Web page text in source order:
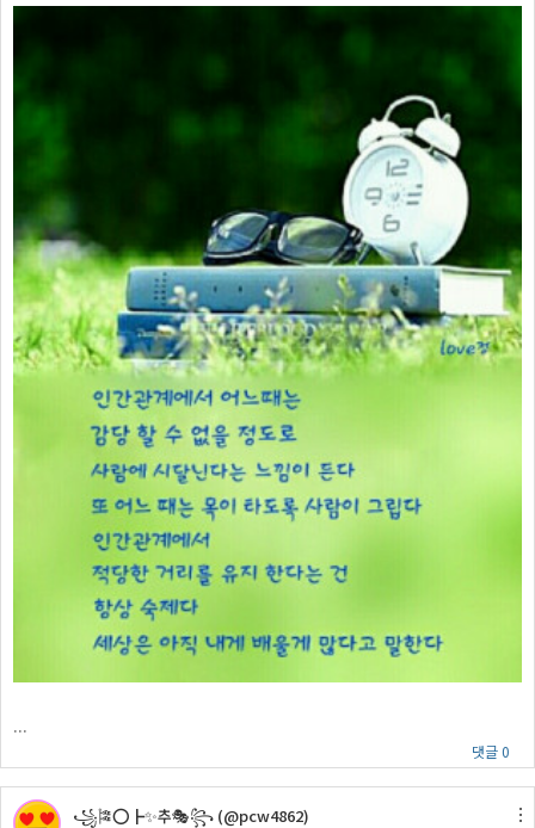
...
댓글 0
꧁🎏⭕┣✨추🎭꧂ (@pcw4862)